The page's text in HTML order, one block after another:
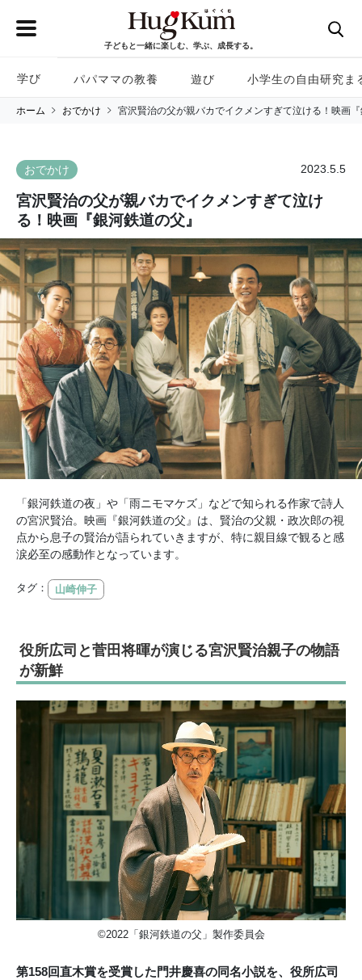
子どもと一緒に楽しむ、学ぶ、成長する。
学び パパママの教養 遊び 小学生の自由研究ま
ホーム おでかけ 宮沢賢治の父が親バカでイクメンすぎて泣ける！映画
おでかけ 2023.5.5
宮沢賢治の父が親バカでイクメンすぎて泣け
る！映画『銀河鉄道の父』
「銀河鉄道の夜」や「雨ニモマケズ」などで知られる作家で詩人
の宮沢賢治。映画『銀河鉄道の父』は、賢治の父親・政次郎の視
点から息子の賢治が語られていきますが、特に親目線で観ると感
涙必至の感動作となっています。
タグ： 山崎伸子
役所広司と菅田将暉が演じる宮沢賢治親子の物語
が新鮮
©2022「銀河鉄道の父」製作委員会
第158回直木賞を受賞した門井慶喜の同名小説を、役所広司